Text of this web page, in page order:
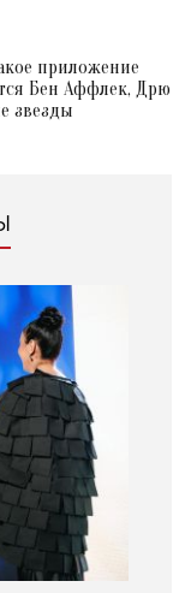
приложение
Бен Аффлек, Дрю
звезды